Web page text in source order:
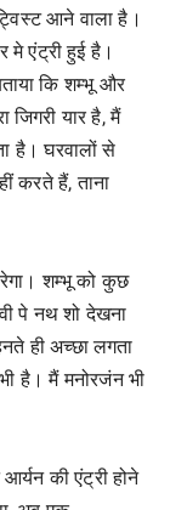
आने वाला है।
मे एंट्री हुई है।
कि शम्भू और
जिगरी यार है, मैं
है। घरवालों से
करते हैं, ताना
शम्भू को कुछ
पे नथ शो देखना
ही अच्छा लगता
है। मैं मनोरजंन भी
की एंट्री होने